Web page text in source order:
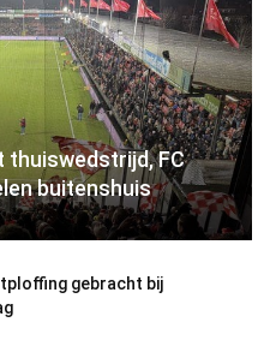
thuiswedstrijd, FC
buitenshuis
gebracht bij